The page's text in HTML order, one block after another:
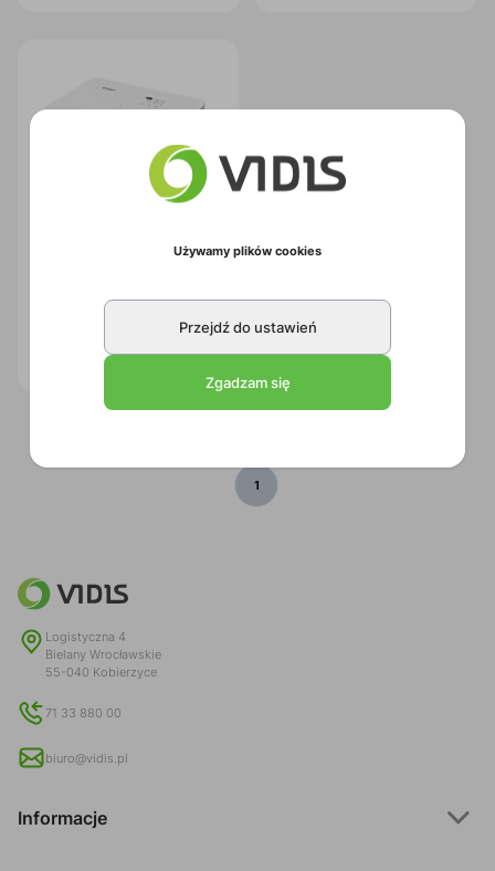
Projektor Vivitek DH382 +
adapter VWD-01
Kod:
1
Logistyczna 4
Bielany Wrocławskie
55-040 Kobierzyce
71 33 880 00
biuro@vidis.pl
Informacje
Używamy plików cookies
Przejdź do ustawień
Zgadzam się